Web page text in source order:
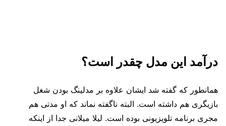
درآمد این مدل چقدر است؟
همانطور که گفته شد ایشان علاوه بر مدلینگ بودن شغل
بازیگری هم داشته است. البته ناگفته نماند که او مدتی هم
مجری برنامه تلویزیونی بوده است. لیلا میلانی جدا از اینکه